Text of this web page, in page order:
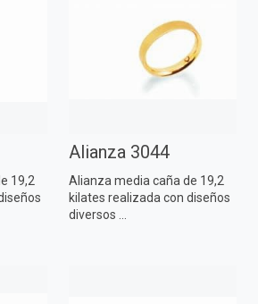
19,2
Alianza 3044
Alianza media caña de 19,2
kilates realizada con diseños
diversos ...